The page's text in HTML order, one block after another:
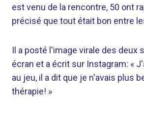
est venu de la rencontre, 50 ont
précisé que tout était bon entre
Il a posté l'image virale des deux
écran et a écrit sur Instagram: «
au jeu, il a dit que je n'avais plus
thérapie! »